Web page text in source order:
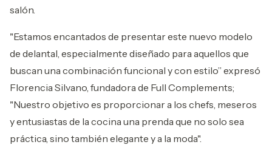
salón.
"Estamos encantados de presentar este nuevo modelo
de delantal, especialmente diseñado para aquellos que
buscan una combinación funcional y con estilo” expresó
Florencia Silvano, fundadora de Full Complements;
"Nuestro objetivo es proporcionar a los chefs, meseros
y entusiastas de la cocina una prenda que no solo sea
práctica, sino también elegante y a la moda".